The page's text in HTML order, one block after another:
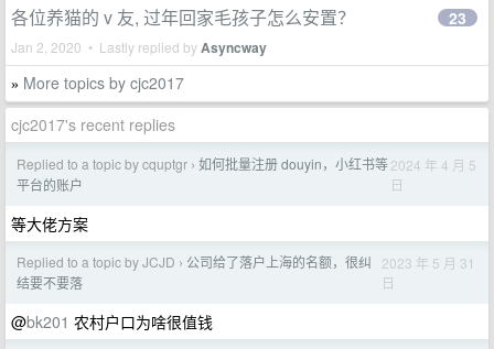
各位养猫的 v 友, 过年回家毛孩子怎么安置？
Jan 2, 2020 • Lastly replied byAsyncway
23
» More topics by cjc2017
cjc2017's recent replies
Replied to a topic by cquptgr › 如何批量注册 douyin，小红书等
平台的账户
2024 年 4 月 5
日
等大佬方案
Replied to a topic by JCJD › 公司给了落户上海的名额，很纠
结要不要落
2023 年 5 月 31
日
@bk201 农村户口为啥很值钱